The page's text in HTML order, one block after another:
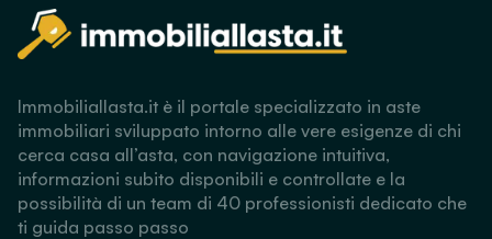
Immobiliallasta.it è il portale specializzato in aste
immobiliari sviluppato intorno alle vere esigenze di chi
cerca casa all’asta, con navigazione intuitiva,
informazioni subito disponibili e controllate e la
possibilità di un team di 40 professionisti dedicato che
ti guida passo passo